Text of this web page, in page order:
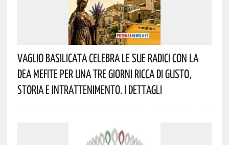
Vaglio Basilicata Celebra Le Sue Radici Con La
Dea Mefite Per Una Tre Giorni Ricca Di Gusto,
Storia E Intrattenimento. I Dettagli